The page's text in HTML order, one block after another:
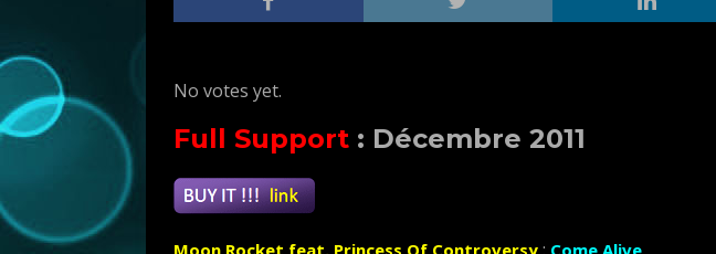
No votes yet.
Full Support : Décembre 2011
Moon Rocket feat. Princess Of Controversy Come Alive